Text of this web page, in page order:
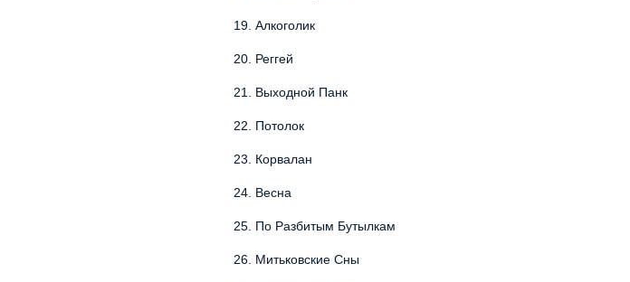
19. Алкоголик
20. Реггей
21. Выходной Панк
22. Потолок
23. Корвалан
24. Весна
25. По Разбитым Бутылкам
26. Митьковские Сны